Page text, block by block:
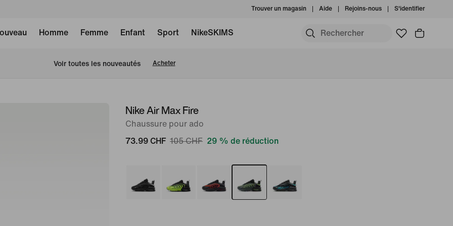
Trouver un magasin Aide Rejoins-nous S'identifier
Homme Femme Enfant Sport NikeSKIMS
Voir toutes les nouveautés Acheter
image 1Nike Air Max Fire
Chaussure pour ado
73.99 CHF 105 CHF 29 % de réduction